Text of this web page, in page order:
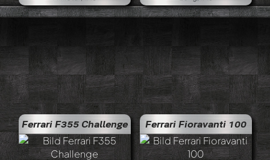
Ferrari F355 Challenge Ferrari Fioravanti 100